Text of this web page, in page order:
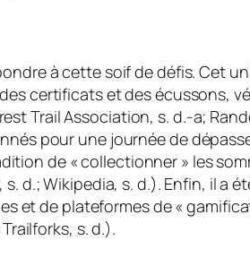
à cette soif de défis. Cet
certificats et des écussons,
Trail Association, s. d.-a;
pour une journée de
de « collectionner » les
d.; Wikipedia, s. d.). Enfin, il a
et de plateformes de «
s. d.).